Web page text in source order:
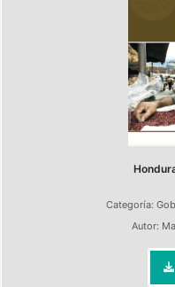
Categoría:
Autor: